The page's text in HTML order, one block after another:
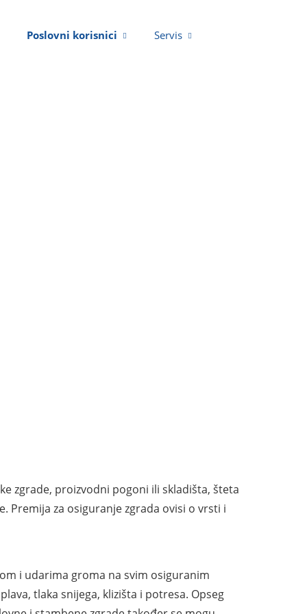
Poslovni korisnici Servis
zgrade, proizvodni pogoni ili skladišta, šteta
Premija za osiguranje zgrada ovisi o vrsti i
i udarima groma na svim osiguranim
tlaka snijega, klizišta i potresa. Opseg